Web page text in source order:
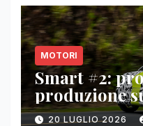
MOTORI
Smart #2:
produzione
del paris
20 LUGLIO 2026